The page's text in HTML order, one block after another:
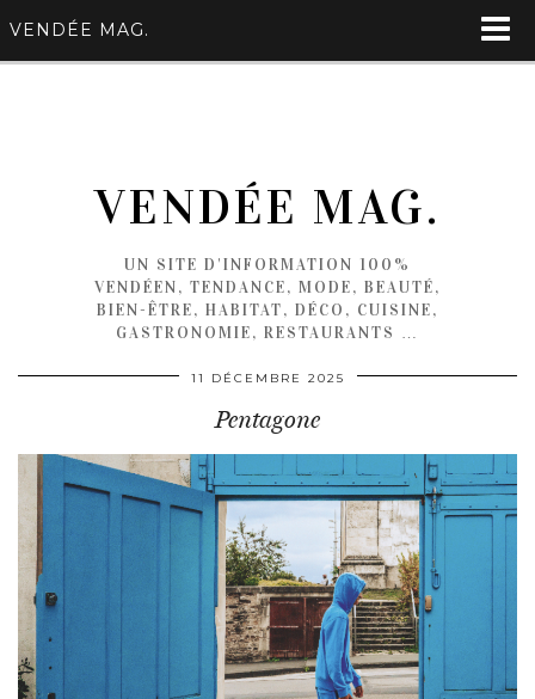
VENDÉE MAG.
VENDÉE MAG.
UN SITE D'INFORMATION 100%
VENDÉEN, TENDANCE, MODE, BEAUTÉ,
BIEN-ÊTRE, HABITAT, DÉCO, CUISINE,
GASTRONOMIE, RESTAURANTS …
11 DÉCEMBRE 2025
Pentagone